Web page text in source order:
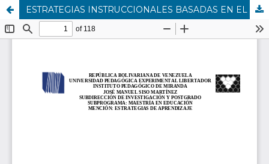
ESTRATEGIAS INSTRUCCIONALES BASADAS EN EL COMPUTADOR PARA FAVORECER EL APRENDIZAJE SIGNIFICATIVO DE LOS ESTUDIANTES CON DISCAPACIDAD INTELECTUAL